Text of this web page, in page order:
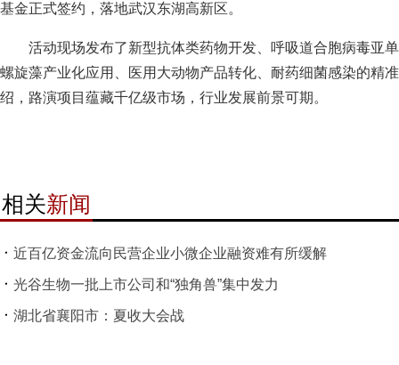
基金正式签约，落地武汉东湖高新区。
活动现场发布了新型抗体类药物开发、呼吸道合胞病毒亚
螺旋藻产业化应用、医用大动物产品转化、耐药细菌感染的精
绍，路演项目蕴藏千亿级市场，行业发展前景可期。
相关新闻
近百亿资金流向民营企业小微企业融资难有所缓解
光谷生物一批上市公司和“独角兽”集中发力
湖北省襄阳市：夏收大会战